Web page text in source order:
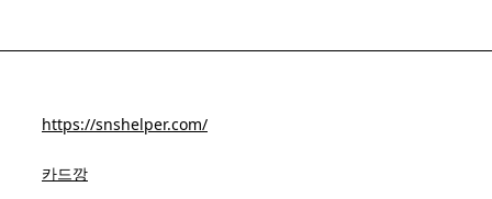
https://snshelper.com/
카드깡